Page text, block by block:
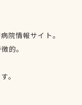
院情報サイト。
的。
。